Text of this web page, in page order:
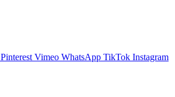
Pinterest Vimeo WhatsApp TikTok Instagram